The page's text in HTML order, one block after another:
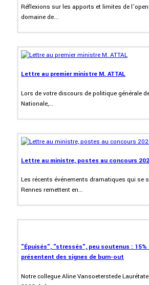
Réflexions sur les apports et limites de
domaine de...
Lettre au premier ministre M. ATTAL
Lors de votre discours de politique générale
Nationale,...
Lettre au ministre, postes au concours
Les récents événements dramatiques qui se
Rennes remettent en...
"Épuisés", "stressés", peu soutenus : 15%
présentent des signes de burn-out
Notre collegue Aline Vansoeterstede